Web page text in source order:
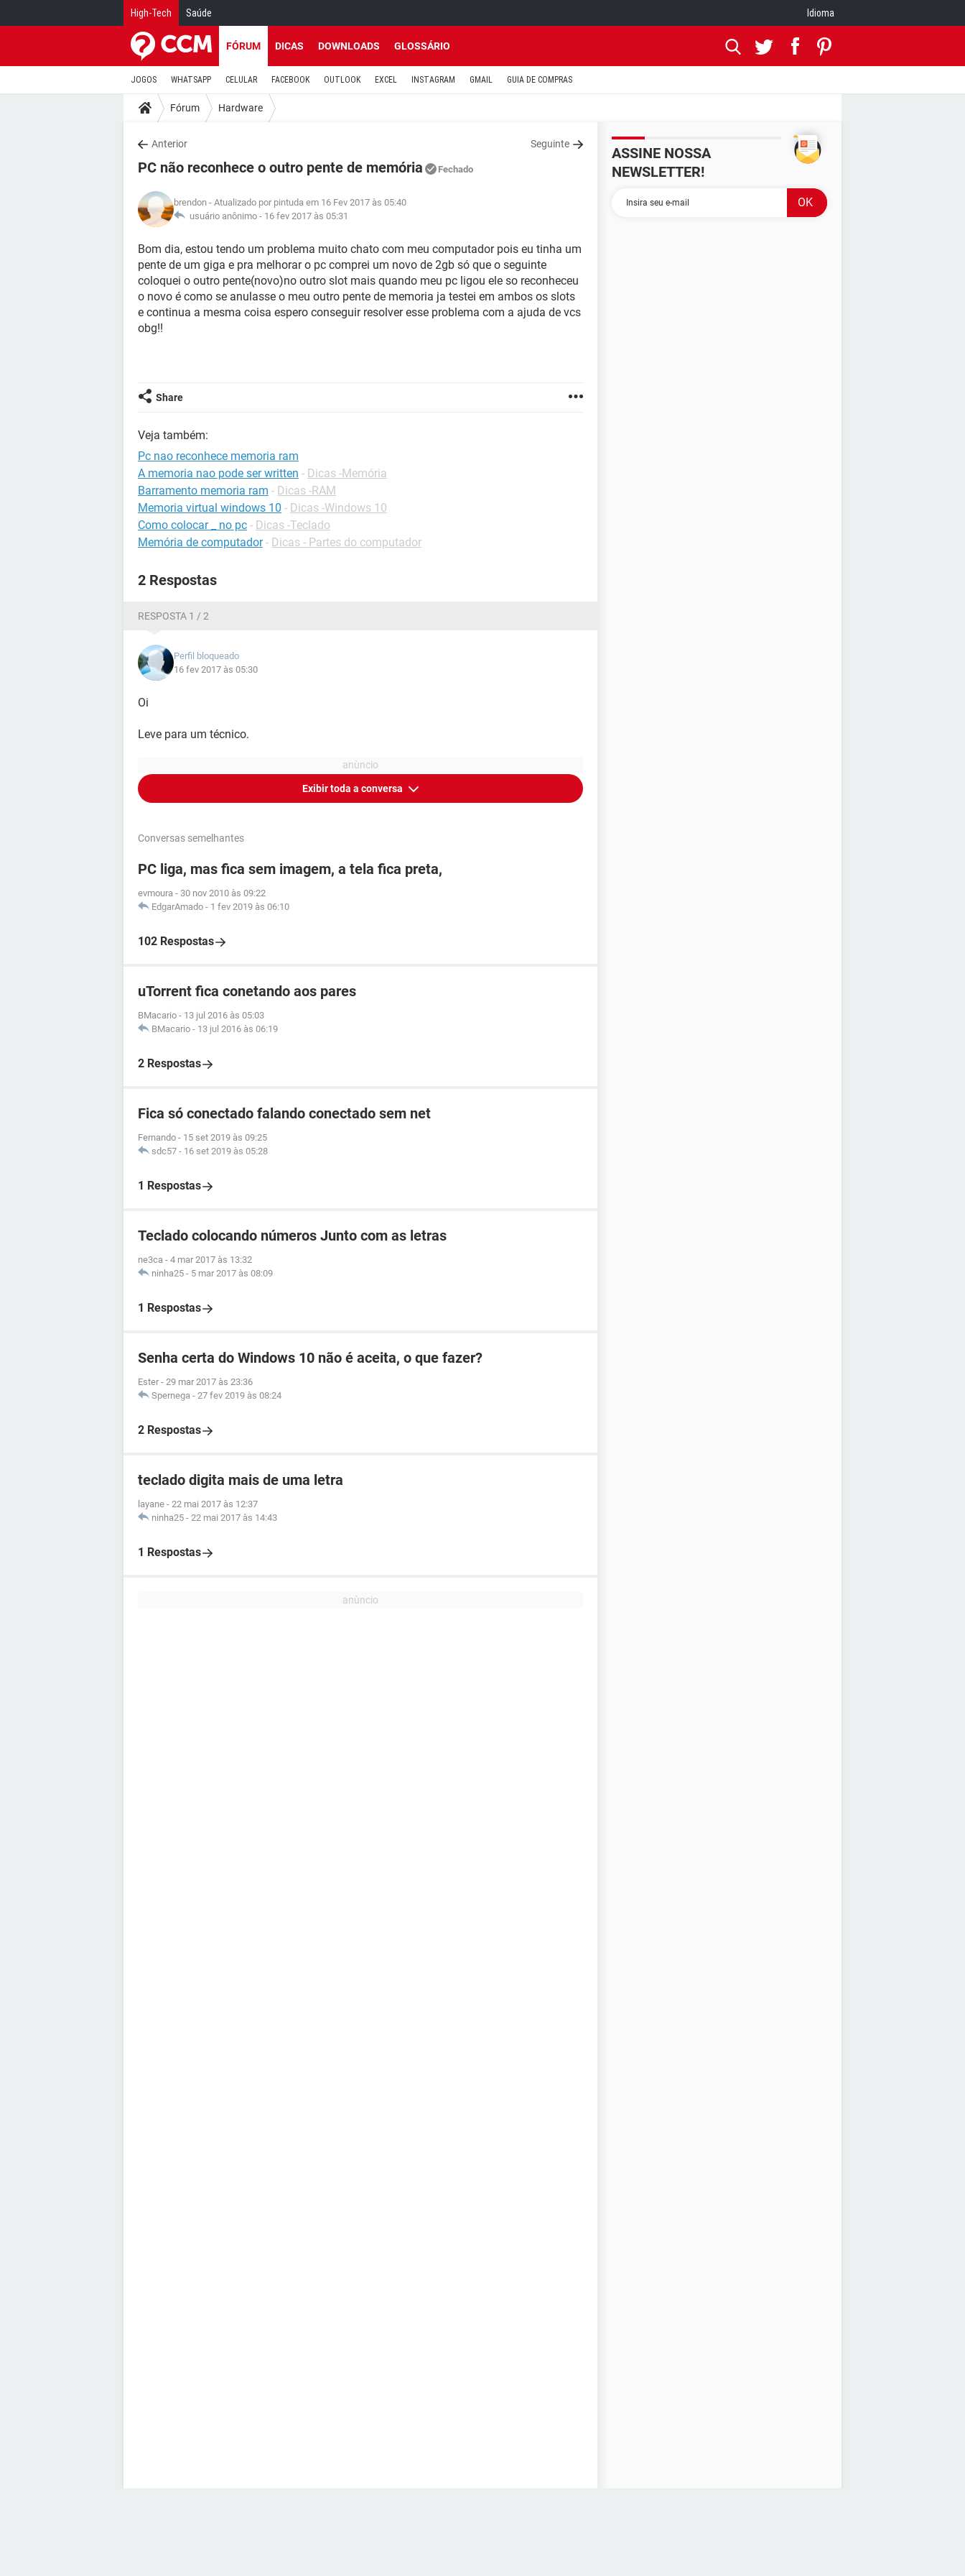
High-Tech Saúde Idioma
FÓRUM DICAS DOWNLOADS GLOSSÁRIO
JOGOS WHATSAPP CELULAR FACEBOOK OUTLOOK EXCEL INSTAGRAM GMAIL GUIA DE COMPRAS
Fórum Hardware
Anterior Seguinte
PC não reconhece o outro pente de memória Fechado
brendon - Atualizado por pintuda em 16 Fev 2017 às 05:40
usuário anônimo - 16 fev 2017 às 05:31
Bom dia, estou tendo um problema muito chato com meu computador pois eu tinha um
pente de um giga e pra melhorar o pc comprei um novo de 2gb só que o seguinte
coloquei o outro pente(novo)no outro slot mais quando meu pc ligou ele so reconheceu
o novo é como se anulasse o meu outro pente de memoria ja testei em ambos os slots
e continua a mesma coisa espero conseguir resolver esse problema com a ajuda de vcs
obg!!
Share
Veja também:
Pc nao reconhece memoria ram
A memoria nao pode ser written - Dicas -Memória
Barramento memoria ram - Dicas -RAM
Memoria virtual windows 10 - Dicas -Windows 10
Como colocar _ no pc - Dicas -Teclado
Memória de computador - Dicas - Partes do computador
2 Respostas
RESPOSTA 1 / 2
Perfil bloqueado
16 fev 2017 às 05:30
Oi
Leve para um técnico.
Exibir toda a conversa
Conversas semelhantes
PC liga, mas fica sem imagem, a tela fica preta,
evmoura - 30 nov 2010 às 09:22
EdgarAmado - 1 fev 2019 às 06:10
102 Respostas
uTorrent fica conetando aos pares
BMacario - 13 jul 2016 às 05:03
BMacario - 13 jul 2016 às 06:19
2 Respostas
Fica só conectado falando conectado sem net
Fernando - 15 set 2019 às 09:25
sdc57 - 16 set 2019 às 05:28
1 Respostas
Teclado colocando números Junto com as letras
ne3ca - 4 mar 2017 às 13:32
ninha25 - 5 mar 2017 às 08:09
1 Respostas
Senha certa do Windows 10 não é aceita, o que fazer?
Ester - 29 mar 2017 às 23:36
Spernega - 27 fev 2019 às 08:24
2 Respostas
teclado digita mais de uma letra
layane - 22 mai 2017 às 12:37
ninha25 - 22 mai 2017 às 14:43
1 Respostas
ASSINE NOSSA
NEWSLETTER!